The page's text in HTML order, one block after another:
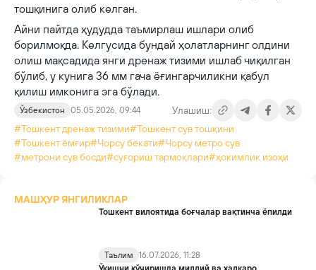
тошқинига олиб келган.
Айни пайтда ҳудудда таъмирлаш ишлари олиб
борилмоқда. Келгусида бундай ҳолатларнинг олдини
олиш мақсадида янги дренаж тизими ишлаб чиқилган
бўлиб, у кунига 36 мм гача ёғингарчиликни қабул
қилиш имконига эга бўлади.
Ўзбекистон 05.05.2026, 09:44
Улашиш:
#Тошкент дренаж тизими#Тошкент сув тошқини
#Тошкент ёмғир#Чорсу бекати#Чорсу метро сув
#метрони сув босди#суғориш тармоқлари#ҳокимлик изоҳи
МАШҲУР ЯНГИЛИКЛАР
Тошкент вилоятида боғчалар вақтинча ёпилди
Таълим
16.07.2026, 11:28